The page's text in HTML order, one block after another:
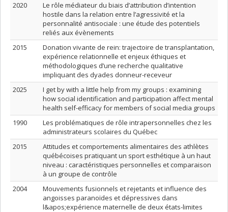
2020
Le rôle médiateur du biais d’attribution d’intention
hostile dans la relation entre l’agressivité et la
personnalité antisociale : une étude des potentiels
reliés aux évènements
2015
Donation vivante de rein: trajectoire de transplantation,
expérience relationnelle et enjeux éthiques et
méthodologiques d’une recherche qualitative
impliquant des dyades donneur-receveur
2025
I get by with a little help from my groups : examining
how social identification and participation affect mental
health self-efficacy for members of social media groups
1990
Les problématiques de rôle intrapersonnelles chez les
administrateurs scolaires du Québec
2015
Attitudes et comportements alimentaires des athlètes
québécoises pratiquant un sport esthétique à un haut
niveau : caractéristiques personnelles et comparaison
à un groupe de contrôle
2004
Mouvements fusionnels et rejetants et influence des
angoisses paranoïdes et dépressives dans
l&apos;expérience maternelle de deux états-limites